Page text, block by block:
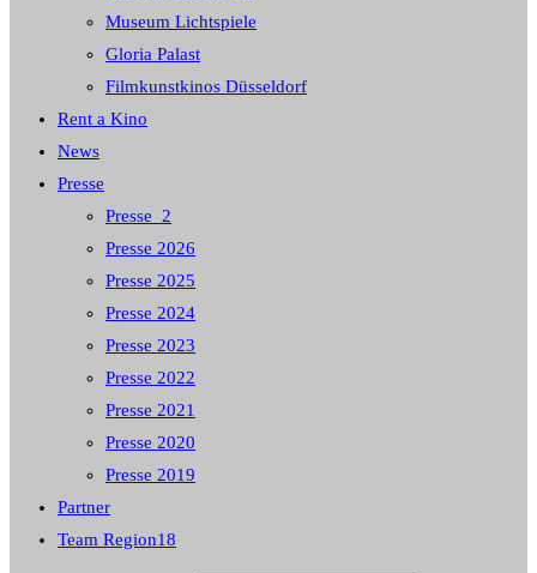
Museum Lichtspiele
Gloria Palast
Filmkunstkinos Düsseldorf
Rent a Kino
News
Presse
Presse_2
Presse 2026
Presse 2025
Presse 2024
Presse 2023
Presse 2022
Presse 2021
Presse 2020
Presse 2019
Partner
Team Region18